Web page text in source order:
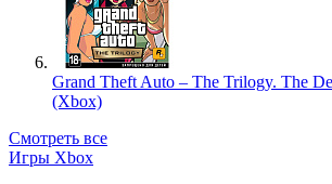
Grand Theft Auto – The Trilogy. The
(Xbox)
Смотреть все
Игры Xbox